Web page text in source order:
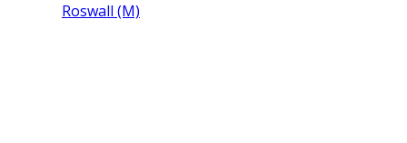
Roswall (M)